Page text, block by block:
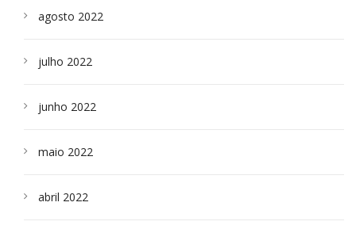
agosto 2022
julho 2022
junho 2022
maio 2022
abril 2022